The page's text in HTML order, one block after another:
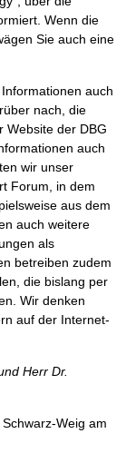
Wenn die
Sie auch eine
auch
nach, die
Website der DBG
auch
wir unser
Forum, in dem
aus dem
auch weitere
als
betreiben zudem
die bislang per
Wir denken
auf der Internet-
Herr Dr.
Weig am